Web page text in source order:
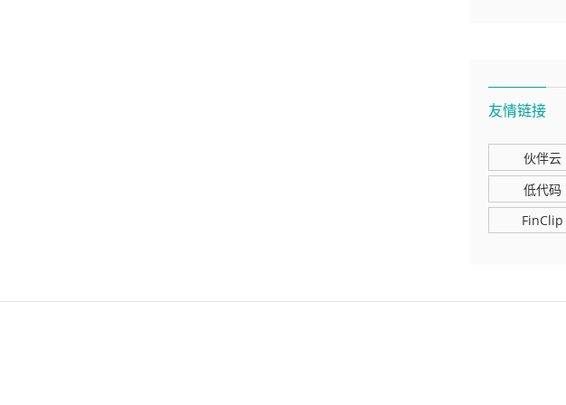
友情链接
伙伴云
低代码
FinClip